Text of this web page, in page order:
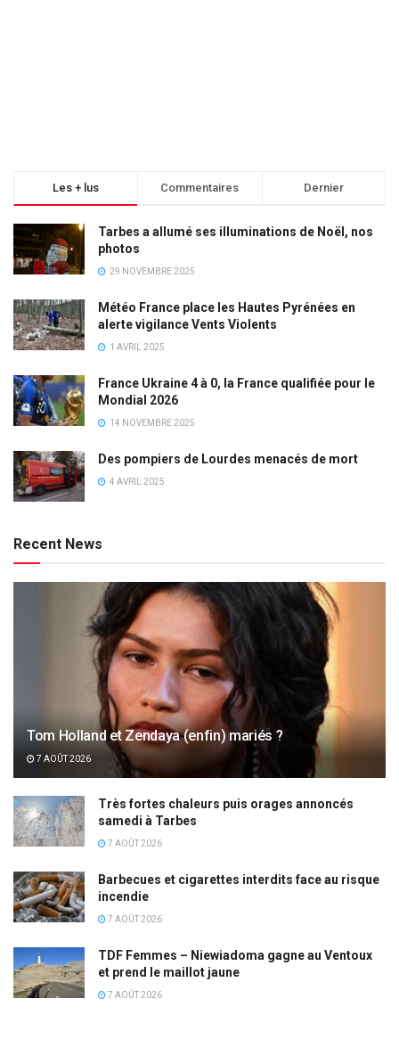
Les + lus Commentaires Dernier
Tarbes a allumé ses illuminations de Noël, nos
photos
29 NOVEMBRE 2025
Météo France place les Hautes Pyrénées en
alerte vigilance Vents Violents
1 AVRIL 2025
France Ukraine 4 à 0, la France qualifiée pour le
Mondial 2026
14 NOVEMBRE 2025
Des pompiers de Lourdes menacés de mort
4 AVRIL 2025
Recent News
Tom Holland et Zendaya (enfin) mariés ?
7 AOÛT 2026
Très fortes chaleurs puis orages annoncés
samedi à Tarbes
7 AOÛT 2026
Barbecues et cigarettes interdits face au risque
incendie
7 AOÛT 2026
TDF Femmes – Niewiadoma gagne au Ventoux
et prend le maillot jaune
7 AOÛT 2026